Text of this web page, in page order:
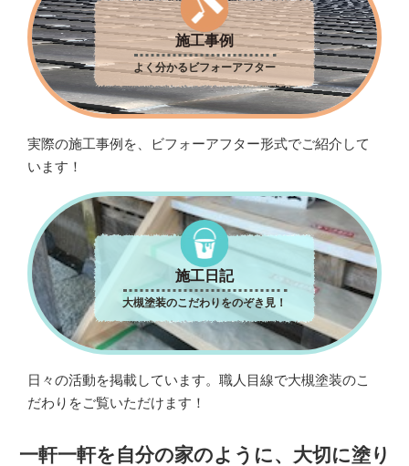
施工事例
よく分かるビフォーアフター
実際の施工事例を、ビフォーアフター形式でご紹介して
います！
施工日記
大槻塗装のこだわりをのぞき見！
日々の活動を掲載しています。職人目線で大槻塗装のこ
だわりをご覧いただけます！
一軒一軒を自分の家のように、大切に塗り